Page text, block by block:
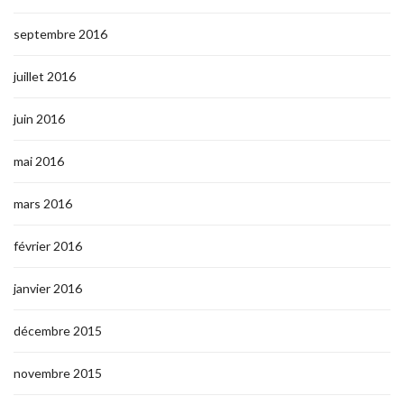
septembre 2016
juillet 2016
juin 2016
mai 2016
mars 2016
février 2016
janvier 2016
décembre 2015
novembre 2015